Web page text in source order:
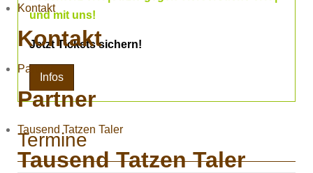
Kontakt
Kontakt
Partner
Partner
Tausend Tatzen Taler
Tausend Tatzen Taler
und mit uns!
Jetzt Tickets sichern!
Infos
Termine